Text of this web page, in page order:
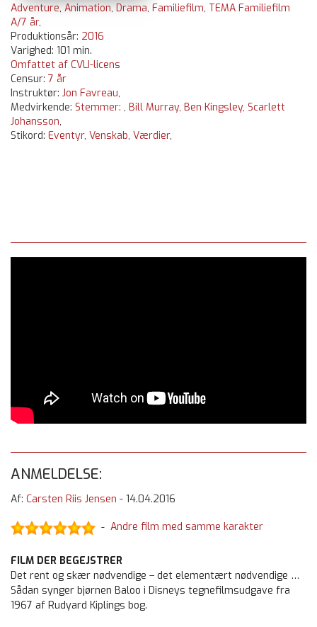
Adventure,Animation,Drama, Familiefilm, TEMA Familiefilm
A/7 år,
Produktionsår: 2016
Varighed: 101 min.
Omfattet af CVLI-licens
Censur: 7 år
Instruktør: Jon Favreau,
Medvirkende: Stemmer: , Bill Murray, Ben Kingsley, Scarlett
Johansson,
Stikord: Eventyr, Venskab, Værdier,
ANMELDELSE:
Af: Carsten Riis Jensen - 14.04.2016
- Andre film med samme karakter
FILM DER BEGEJSTRER
Det rent og skær nødvendige – det elementært nødvendige …
Sådan synger bjørnen Baloo i Disneys tegnefilmsudgave fra
1967 af Rudyard Kiplings bog.